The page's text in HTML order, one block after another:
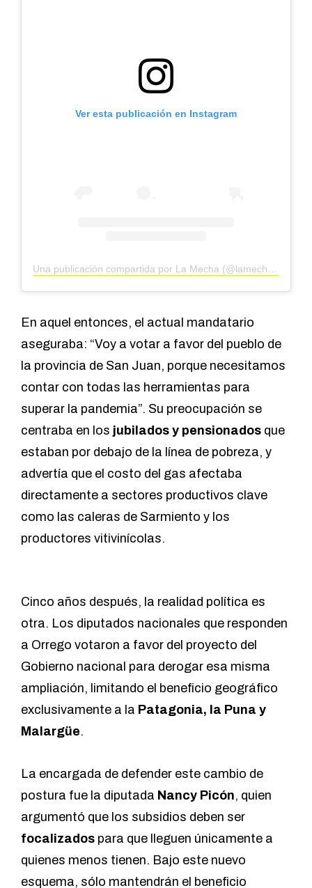
Ver esta publicación en Instagram
En aquel entonces, el actual mandatario
aseguraba: “Voy a votar a favor del pueblo de
la provincia de San Juan, porque necesitamos
contar con todas las herramientas para
superar la pandemia”. Su preocupación se
centraba en los jubilados y pensionados que
estaban por debajo de la línea de pobreza, y
advertía que el costo del gas afectaba
directamente a sectores productivos clave
como las caleras de Sarmiento y los
productores vitivinícolas.
Cinco años después, la realidad política es
otra. Los diputados nacionales que responden
a Orrego votaron a favor del proyecto del
Gobierno nacional para derogar esa misma
ampliación, limitando el beneficio geográfico
exclusivamente a la Patagonia, la Puna y
Malargüe.
La encargada de defender este cambio de
postura fue la diputada Nancy Picón, quien
argumentó que los subsidios deben ser
focalizados para que lleguen únicamente a
quienes menos tienen. Bajo este nuevo
esquema, sólo mantendrán el beneficio